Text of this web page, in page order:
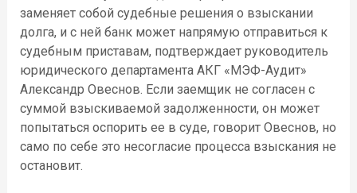
заменяет собой судебные решения о взыскании
долга, и с ней банк может напрямую отправиться к
судебным приставам, подтверждает руководитель
юридического департамента АКГ «МЭФ-Аудит»
Александр Овеснов. Если заемщик не согласен с
суммой взыскиваемой задолженности, он может
попытаться оспорить ее в суде, говорит Овеснов, но
само по себе это несогласие процесса взыскания не
остановит.